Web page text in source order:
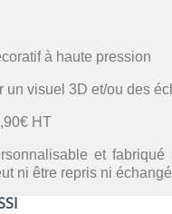
à haute pression
un visuel 3D et/ou des
HT
et fabriqué
ni être repris ni échangé